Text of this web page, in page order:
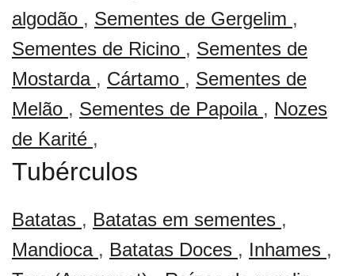
algodão , Sementes de Gergelim ,
Sementes de Ricino , Sementes de
Mostarda , Cártamo , Sementes de
Melão , Sementes de Papoila , Nozes
de Karité ,
Tubérculos
Batatas , Batatas em sementes ,
Mandioca , Batatas Doces , Inhames ,